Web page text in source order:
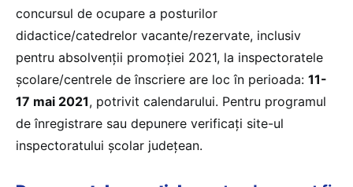
concursul de ocupare a posturilor
didactice/catedrelor vacante/rezervate, inclusiv
pentru absolvenții promoției 2021, la inspectoratele
şcolare/centrele de înscriere are loc în perioada: 11-
17 mai 2021, potrivit calendarului. Pentru programul
de înregistrare sau depunere verificați site-ul
inspectoratului școlar județean.